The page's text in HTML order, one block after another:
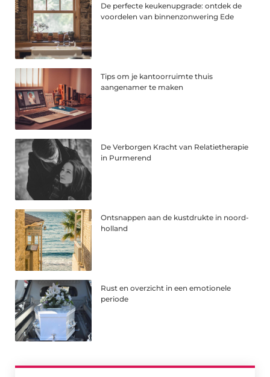
De perfecte keukenupgrade: ontdek de
voordelen van binnenzonwering Ede
Tips om je kantoorruimte thuis
aangenamer te maken
De Verborgen Kracht van Relatietherapie
in Purmerend
Ontsnappen aan de kustdrukte in noord-
holland
Rust en overzicht in een emotionele
periode